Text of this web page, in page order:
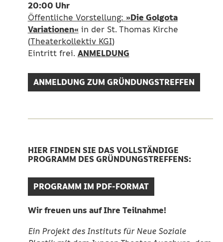
20:00 Uhr
Öffentliche Vorstellung: »Die Golgota
Variationen«in der St. Thomas Kirche
(Theaterkollektiv KGI)
Eintritt frei. ANMELDUNG
ANMELDUNG ZUM GRÜNDUNGSTREFFEN
HIER FINDEN SIE DAS VOLLSTÄNDIGE
PROGRAMM DES GRÜNDUNGSTREFFENS:
PROGRAMM IM PDF-FORMAT
Wir freuen uns auf Ihre Teilnahme!
Ein Projekt des Instituts für Neue Soziale